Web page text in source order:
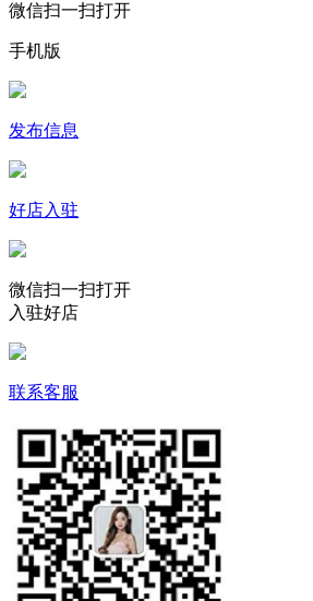
微信扫一扫打开
手机版
发布信息
好店入驻
微信扫一扫打开
入驻好店
联系客服